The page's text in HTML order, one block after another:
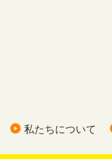
私たちについて